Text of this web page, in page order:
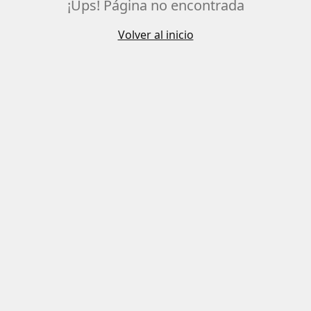
¡Ups! Página no encontrada
Volver al inicio